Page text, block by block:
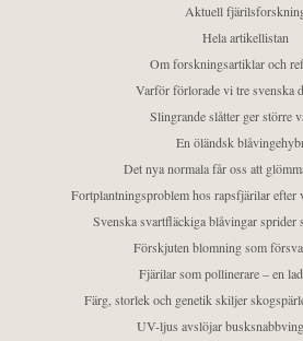
Aktuell
Hela artikellistan
Om forskningsartiklar och
Varför förlorade vi tre svenska
Slingrande slåtter ger större
En öländsk
Det nya normala får oss att
Fortplantningsproblem hos rapsfjärilar efter
Svenska svartfläckiga blåvingar sprider
Förskjuten blomning som
Fjärilar som pollinerare – en
Färg, storlek och genetik skiljer
UV-ljus avslöjar